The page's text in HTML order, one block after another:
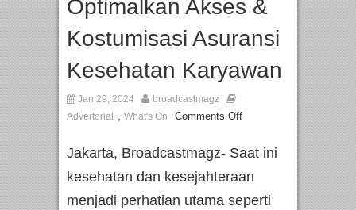
Optimalkan Akses &
Kostumisasi Asuransi
Kesehatan Karyawan
Jan 29, 2024
broadcastmagz
Advertorial
, What's On Comments Off
Jakarta, Broadcastmagz- Saat ini
kesehatan dan kesejahteraan
menjadi perhatian utama seperti